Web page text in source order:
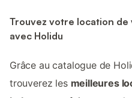
Trouvez votre location de
avec Holidu
Grâce au catalogue de
trouverez les meilleures